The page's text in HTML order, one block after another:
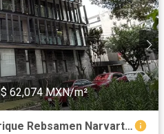
$ 62,074 MXN/m²
Vendo departamento Enrique Rebsamen Narvarte Pte. Benito Juárez CDMX